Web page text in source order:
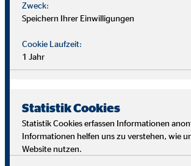
Kund*innen hineinzuversetzen.
Als Berater in brauchst du zudem eine gute
Überblick im Arbeitsalltag sowie
um die Ziele deiner Kundinnen richtig zu
Starte auch du als OVB Finanzberater*in
Jetzt klicken und
Zweck:
Speichern Ihrer Einwilligungen
Cookie Laufzeit:
1 Jahr
Statistik Cookies
Statistik Cookies erfassen Informationen
Informationen helfen uns zu verstehen, wie
Website nutzen.